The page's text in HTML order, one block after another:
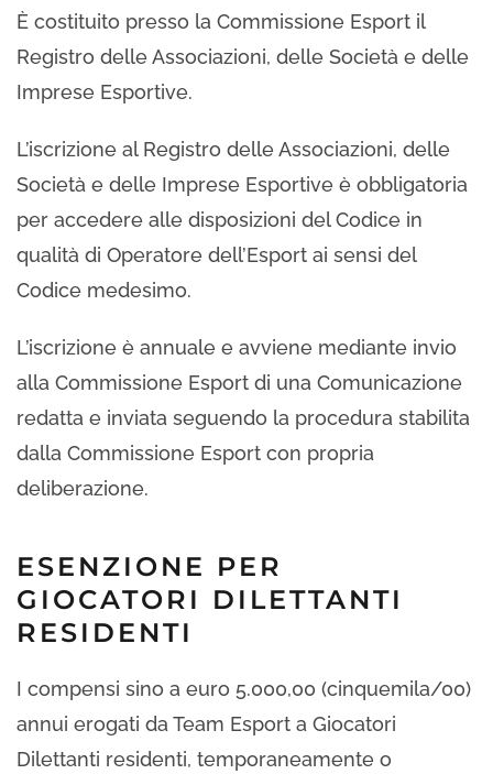
È costituito presso la Commissione Esport il
Registro delle Associazioni, delle Società e delle
Imprese Esportive.
L’iscrizione al Registro delle Associazioni, delle
Società e delle Imprese Esportive è obbligatoria
per accedere alle disposizioni del Codice in
qualità di Operatore dell’Esport ai sensi del
Codice medesimo.
L’iscrizione è annuale e avviene mediante invio
alla Commissione Esport di una Comunicazione
redatta e inviata seguendo la procedura stabilita
dalla Commissione Esport con propria
deliberazione.
ESENZIONE PER
GIOCATORI DILETTANTI
RESIDENTI
I compensi sino a euro 5.000,00 (cinquemila/00)
annui erogati da Team Esport a Giocatori
Dilettanti residenti, temporaneamente o